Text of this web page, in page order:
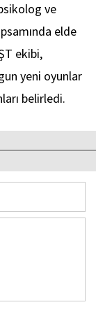
ve
elde
ekibi,
yeni oyunlar
belirledi.